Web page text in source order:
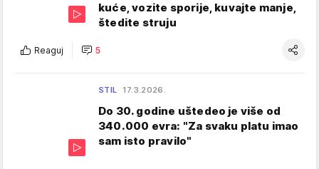
kuće, vozite sporije, kuvajte manje,
štedite struju
Reaguj 5
STIL 17.3.2026.
Do 30. godine uštedeo je više od
340.000 evra: "Za svaku platu imao
sam isto pravilo"